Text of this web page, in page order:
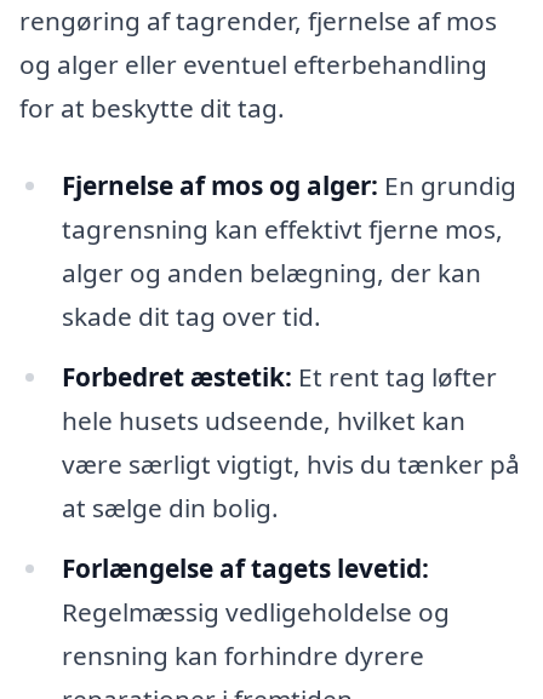
rengøring af tagrender, fjernelse af mos
og alger eller eventuel efterbehandling
for at beskytte dit tag.
Fjernelse af mos og alger: En grundig
tagrensning kan effektivt fjerne mos,
alger og anden belægning, der kan
skade dit tag over tid.
Forbedret æstetik: Et rent tag løfter
hele husets udseende, hvilket kan
være særligt vigtigt, hvis du tænker på
at sælge din bolig.
Forlængelse af tagets levetid:
Regelmæssig vedligeholdelse og
rensning kan forhindre dyrere